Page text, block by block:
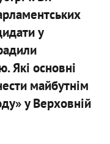
у
Які основні
майбутнім
у Верховній